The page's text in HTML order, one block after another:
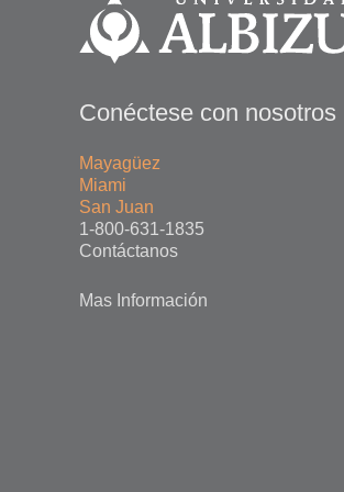
Conéctese con nosotros
Mayagüez
Miami
San Juan
1-800-631-1835
Contáctanos
Mas Información